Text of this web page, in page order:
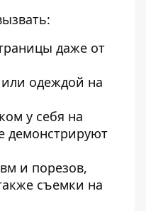
даже от
одеждой на
у себя на
демонстрируют
и порезов,
съемки на